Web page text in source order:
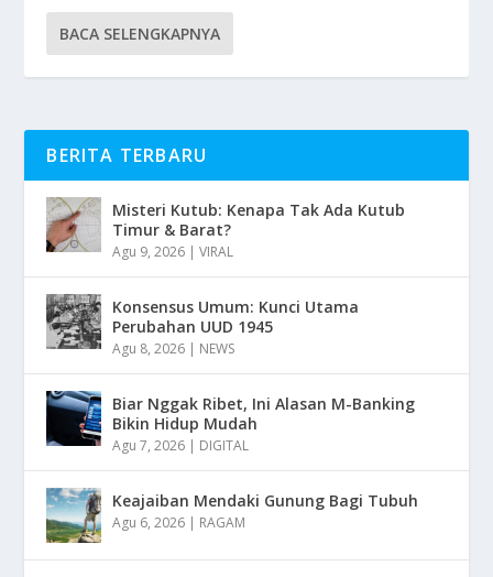
BACA SELENGKAPNYA
BERITA TERBARU
Misteri Kutub: Kenapa Tak Ada Kutub
Timur & Barat?
Agu 9, 2026 |VIRAL
Konsensus Umum: Kunci Utama
Perubahan UUD 1945
Agu 8, 2026 | NEWS
Biar Nggak Ribet, Ini Alasan M-Banking
Bikin Hidup Mudah
Agu 7, 2026 | DIGITAL
Keajaiban Mendaki Gunung Bagi Tubuh
Agu 6, 2026 | RAGAM